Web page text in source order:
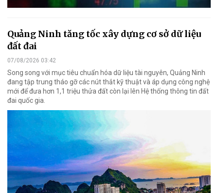
Quảng Ninh tăng tốc xây dựng cơ sở dữ liệu
đất đai
07/08/2026 03:42
Song song với mục tiêu chuẩn hóa dữ liệu tài nguyên, Quảng Ninh
đang tập trung tháo gỡ các nút thắt kỹ thuật và áp dụng công nghệ
mới để đưa hơn 1,1 triệu thửa đất còn lại lên Hệ thống thông tin đất
đai quốc gia.